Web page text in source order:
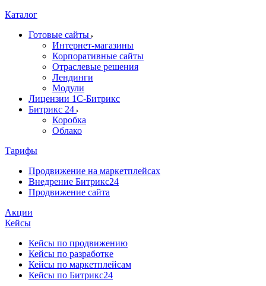
Каталог
Готовые сайты
Интернет-магазины
Корпоративные сайты
Отраслевые решения
Лендинги
Модули
Лицензии 1С-Битрикс
Битрикс 24
Коробка
Облако
Тарифы
Продвижение на маркетплейсах
Внедрение Битрикс24
Продвижение сайта
Акции
Кейсы
Кейсы по продвижению
Кейсы по разработке
Кейсы по маркетплейсам
Кейсы по Битрикс24